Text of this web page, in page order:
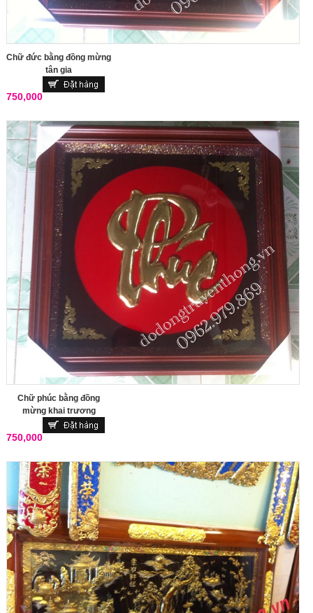
Chữ đức bằng đồng mừng
tân gia
750,000
Chữ phúc bằng đồng
mừng khai trương
750,000